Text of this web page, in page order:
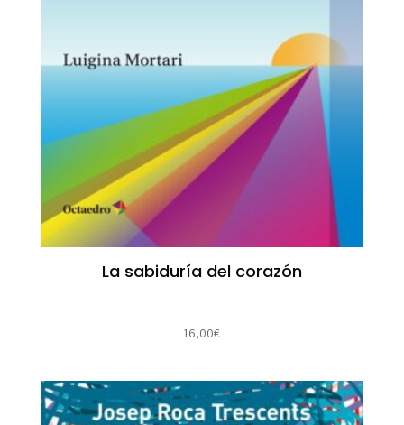
La sabiduría del corazón
16,00€